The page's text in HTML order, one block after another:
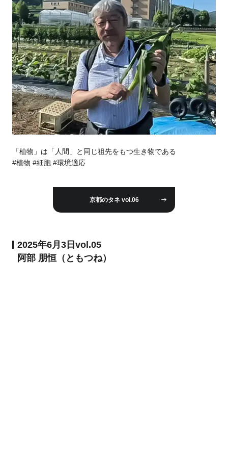
「植物」は「人間」と同じ祖先をもつ生き物である
#植物 #細胞 #環境適応
京都のタネ vol.06
2025年6月3日vol.05
阿部 朋恒（ともつね）